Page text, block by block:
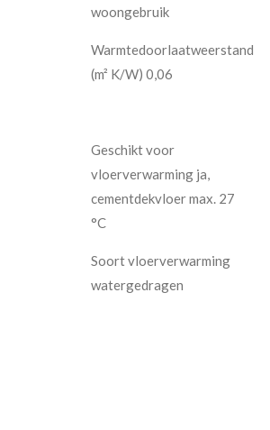
woongebruik
Warmtedoorlaatweerstand
(m² K/W) 0,06
Geschikt voor
vloerverwarming ja,
cementdekvloer max. 27
°C
Soort vloerverwarming
watergedragen